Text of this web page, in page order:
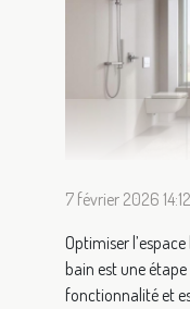
7 février 2026 14:12
Optimiser
bain est une
fonctionnalité et